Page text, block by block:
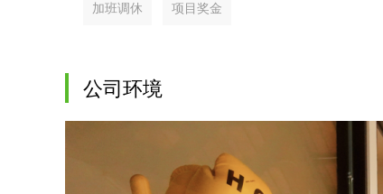
加班调休 项目奖金
公司环境